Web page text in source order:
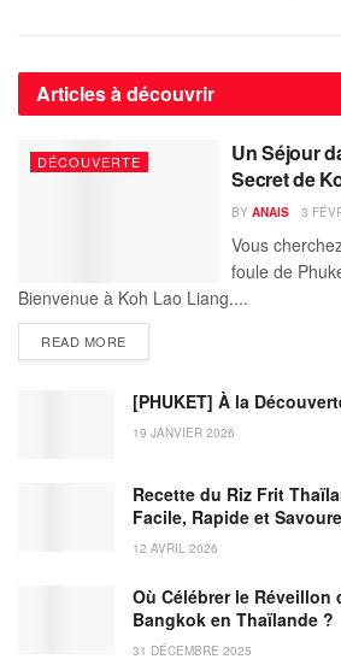
Articles à découvrir
DÉCOUVERTE
Un Séjour
Secret de
BY ANAIS 3
Vous
foule de
Bienvenue à Koh Lao Liang....
READ MOREDETAILS
[PHUKET] À la
19 JANVIER 2026
Recette du Riz Frit
Facile, Rapide et
12 AVRIL 2026
Où Célébrer le Réveillon
Bangkok en Thaïlande ?
31 DÉCEMBRE 2025